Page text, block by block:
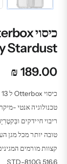
Stardust
₪ 189.00
טכנולוגיה אנטי -
טובה יותר מכל מגן
STD-810G 516.6